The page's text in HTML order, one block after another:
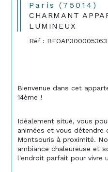
Paris (75014)
CHARMANT
LUMINEUX
Réf : BFOAP300005363
Bienvenue dans cet
14ème !
Idéalement situé, vous
animées et vous détendre
Montsouris à proximité.
ambiance chaleureuse et
l'endroit parfait pour vivre